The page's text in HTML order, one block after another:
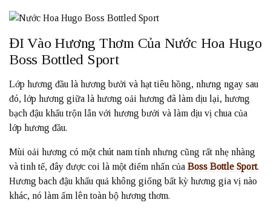
ĐI Vào Hương Thơm Của Nước Hoa Hugo
Boss Bottled Sport
Lớp hương đầu là hương bưởi và hạt tiêu hồng, nhưng ngay sau
đó, lớp hương giữa là hương oải hương đã làm dịu lại, hương
bạch đậu khấu trộn lẫn với hương bưởi và làm dịu vị chua của
lớp hương đầu.
Mùi oải hương có một chút nam tính nhưng cũng rất nhẹ nhàng
và tinh tế, đây được coi là một điểm nhấn của Boss Bottle Sport.
Hương bach đậu khấu quả không giống bất kỳ hương gia vị nào
khác, nó làm ấm lên toàn bộ hương thơm.